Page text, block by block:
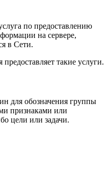
по предоставлению
на сервере,
в Сети.
такие услуги.
для обозначения группы
признаками или
цели или задачи.